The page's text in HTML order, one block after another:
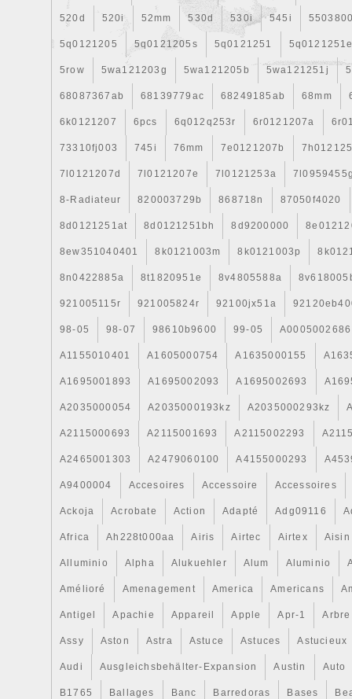
520d 520i 52mm 530d 530i 545i
5q0121205 5q0121205s 5q0121251
5row 5wa121203g 5wa121205b 5wa121251j
68087367ab 68139779ac 68249185ab 68mm
6k0121207 6pcs 6q012q253r 6r0121207a
73310fj003 745i 76mm 7e0121207b
7l0121207d 7l0121207e 7l0121253a
8-Radiateur 820003729b 868718n 87050f4020
8d0121251at 8d0121251bh 8d9200000
8ew351040401 8k0121003m 8k0121003p
8n0422885a 8t1820951e 8v4805588a
921005115r 921005824r 92100jx51a
98-05 98-07 98610b9600 99-05 A0005002686
A1155010401 A1605000754 A1635000155
A1695001893 A1695002093 A1695002693
A2035000054 A2035000193kz A2035000293kz
A2115000693 A2115001693 A2115002293
A2465001303 A2479060100 A4155000293
A9400004 Accesoires Accessoire Accessoires
Ackoja Acrobate Action Adapté Adg09116
Africa Ah228t000aa Airis Airtec Airtex Aisin
Alluminio Alpha Alukuehler Alum Aluminio
Amélioré Amenagement America Americans
Antigel Apachie Appareil Apple Apr-1 Arbre
Assy Aston Astra Astuce Astuces Astucieux
Audi Ausgleichsbehälter-Expansion Austin Auto
B1765 Ballages Banc Barredoras Bases